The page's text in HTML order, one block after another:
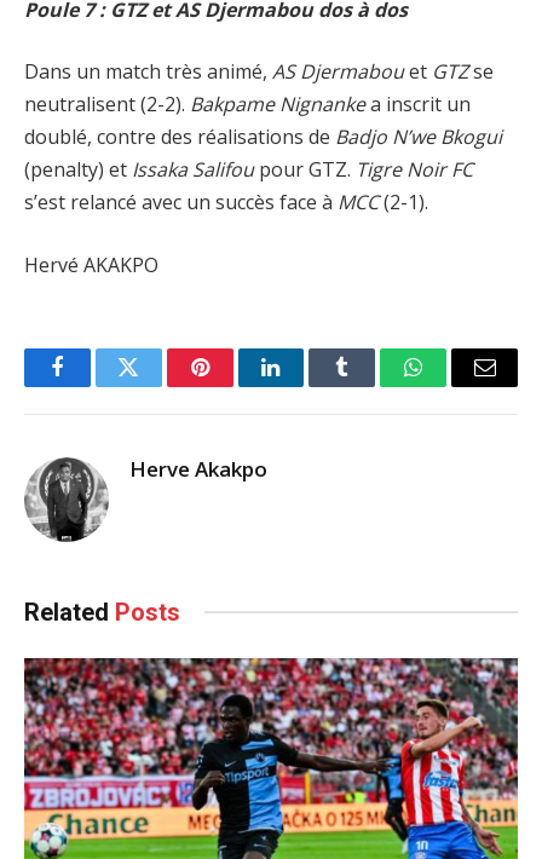
Poule 7 : GTZ et AS Djermabou dos à dos
Dans un match très animé, AS Djermabouet GTZse
neutralisent (2-2). Bakpame Nignankea inscrit un
doublé, contre des réalisations de Badjo N’we Bkogui
(penalty) et Issaka Salifoupour GTZ. Tigre Noir FC
s’est relancé avec un succès face à MCC(2-1).
Hervé AKAKPO
FacebookTwitter PinterestLinkedInTumblr WhatsAppEmail
Herve Akakpo
Related Posts